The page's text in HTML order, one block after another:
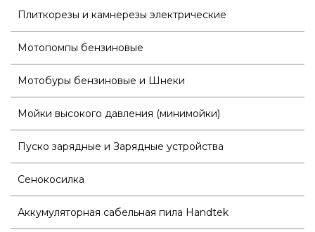
Плиткорезы и камнерезы электрические
Мотопомпы бензиновые
Мотобуры бензиновые и Шнеки
Мойки высокого давления (минимойки)
Пуско зарядные и Зарядные устройства
Сенокосилка
Аккумуляторная сабельная пила Handtek